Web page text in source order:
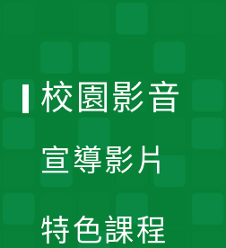
校園影音
宣導影片
特色課程